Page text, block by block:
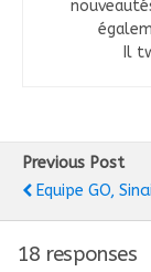
Il
Previous Post
Equipe GO,
18 responses